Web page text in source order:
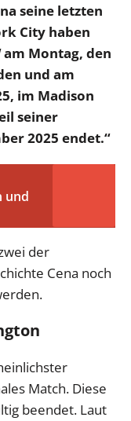
seine letzten
City haben
Montag, den
und am
im Madison
seiner
2025 endet.“
und
der
Cena noch
Match. Diese
beendet. Laut